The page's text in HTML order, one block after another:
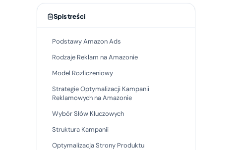
Spis treści
Podstawy Amazon Ads
Rodzaje Reklam na Amazonie
Model Rozliczeniowy
Strategie Optymalizacji Kampanii
Reklamowych na Amazonie
Wybór Słów Kluczowych
Struktura Kampanii
Optymalizacja Strony Produktu